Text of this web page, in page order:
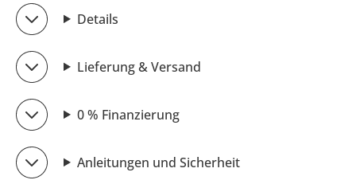
Details
Lieferung & Versand
0 % Finanzierung
Anleitungen und Sicherheit